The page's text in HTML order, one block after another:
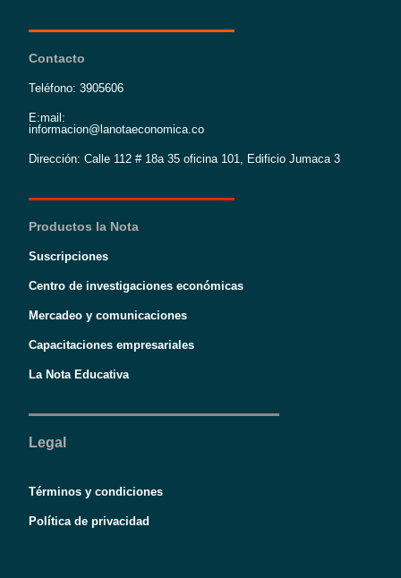
Contacto
Teléfono: 3905606
E:mail:
informacion@lanotaeconomica.co
Dirección: Calle 112 # 18a 35 oficina 101, Edificio Jumaca 3
Productos la Nota
Suscripciones
Centro de investigaciones económicas
Mercadeo y comunicaciones
Capacitaciones empresariales
La Nota Educativa
Legal
Términos y condiciones
Política de privacidad